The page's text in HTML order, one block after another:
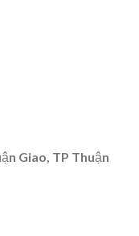
Giao, TP Thuận